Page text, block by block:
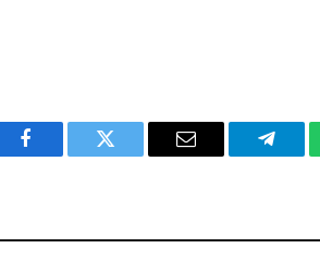
Facebook Twitter Email